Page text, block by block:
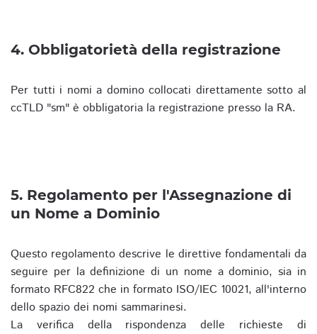
4. Obbligatorietà della registrazione
Per tutti i nomi a domino collocati direttamente sotto al
ccTLD "sm" è obbligatoria la registrazione presso la RA.
5. Regolamento per l'Assegnazione di
un Nome a Dominio
Questo regolamento descrive le direttive fondamentali da
seguire per la definizione di un nome a dominio, sia in
formato RFC822 che in formato ISO/IEC 10021, all'interno
dello spazio dei nomi sammarinesi.
La verifica della rispondenza delle richieste di